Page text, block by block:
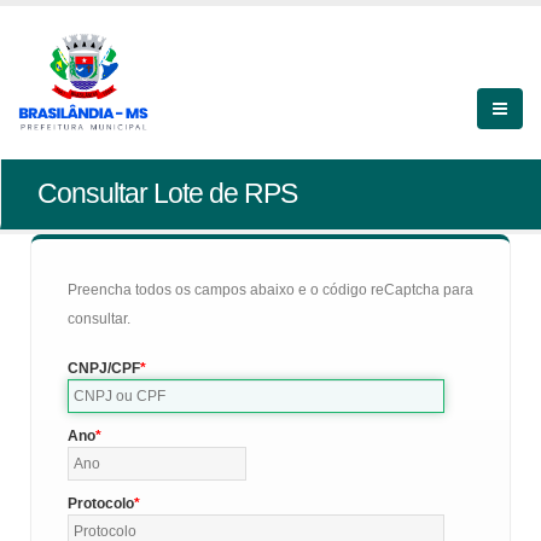
Consultar Lote de RPS
Preencha todos os campos abaixo e o código reCaptcha para
consultar.
CNPJ/CPF
Ano
Protocolo